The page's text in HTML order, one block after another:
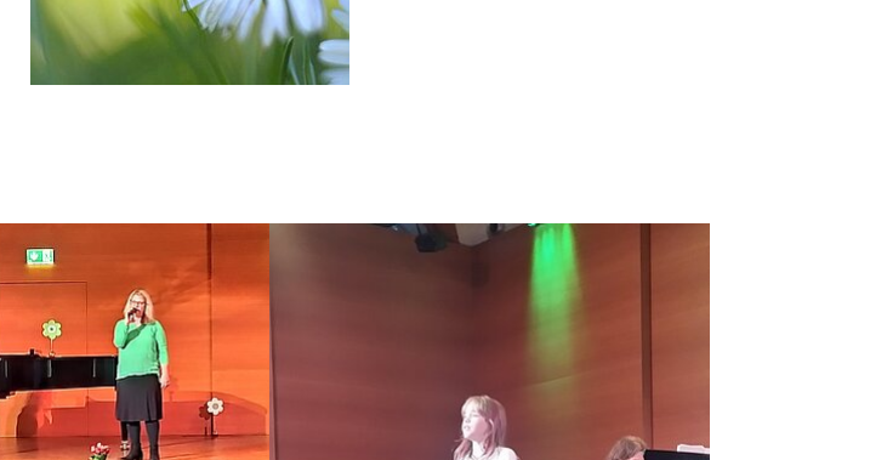
Bild vergrößern: